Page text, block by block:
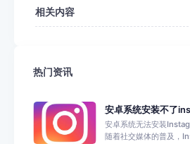
相关内容
热门资讯
安卓系统安装不了
安卓系统无法安装
随着社交媒体的普及，